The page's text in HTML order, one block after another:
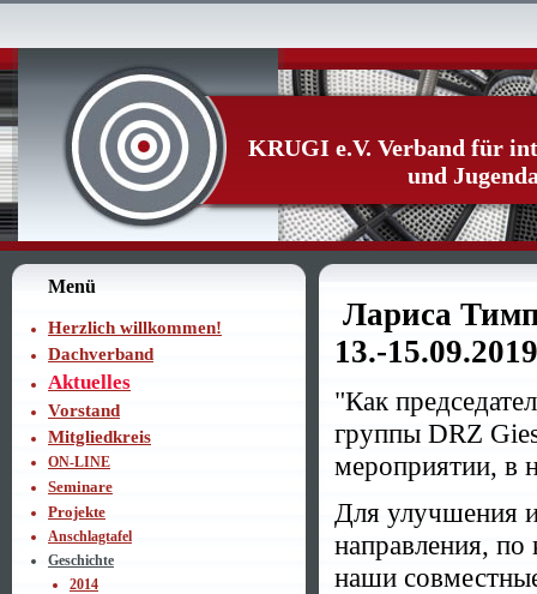
KRUGI e.V. Verband für
und
Menü
Herzlich willkommen!
Dachverband
Aktuelles
Vorstand
Mitgliedkreis
ON-LINE
Seminare
Projekte
Anschlagtafel
Geschichte
2014
Лариса
13.-
"Как
группы DRZ
мероприятии, в
Для улучшения
направления,
наши